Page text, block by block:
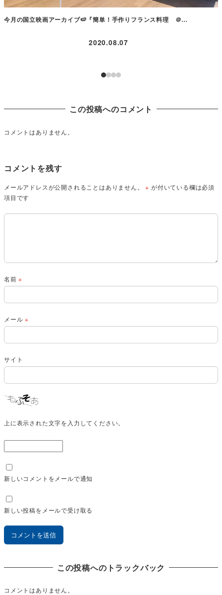
今月の国立映画アーカイブ🍉『簡単！手作りフランス料理 ＠…
2020.08.07
この投稿へのコメント
コメントはありません。
コメントを残す
メールアドレスが公開されることはありません。 ※ が付いている欄は必須
項目です
名前※
メール※
サイト
上に表示された文字を入力してください。
新しいコメントをメールで通知
新しい投稿をメールで受け取る
この投稿へのトラックバック
コメントはありません。